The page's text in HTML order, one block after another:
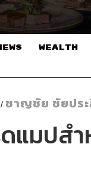
WEALTH
/ ชาญชัย ชัยปร
ดแมปส